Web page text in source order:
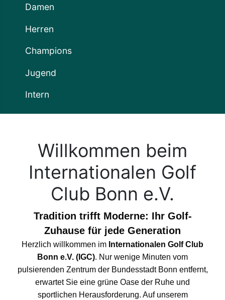
Damen
Herren
Champions
Jugend
Intern
Willkommen beim
Internationalen Golf
Club Bonn e.V.
Tradition trifft Moderne: Ihr Golf-
Zuhause für jede Generation
Herzlich willkommen im Internationalen Golf Club
Bonn e.V. (IGC). Nur wenige Minuten vom
pulsierenden Zentrum der Bundesstadt Bonn entfernt,
erwartet Sie eine grüne Oase der Ruhe und
sportlichen Herausforderung. Auf unserem